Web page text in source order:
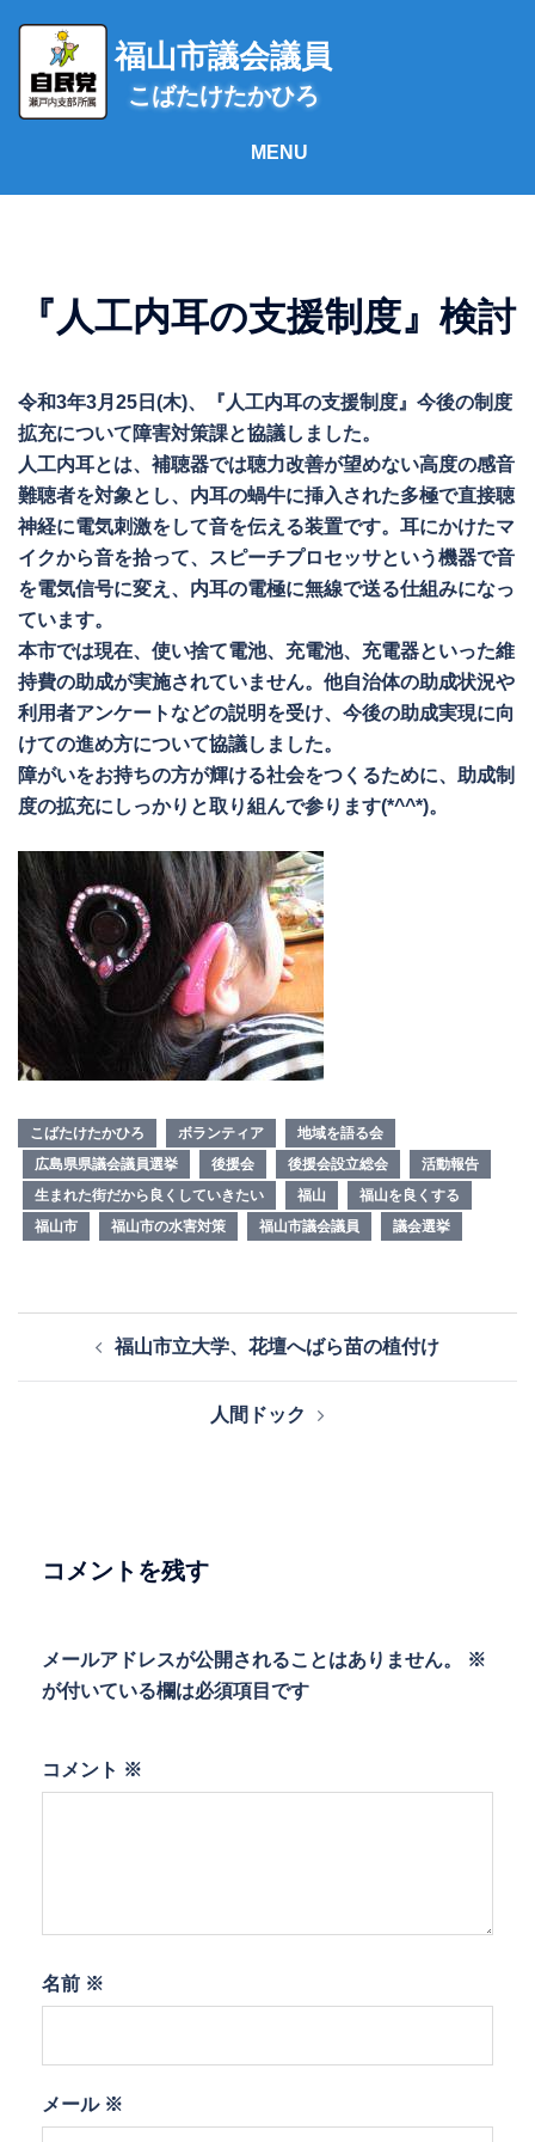
ス
福山市議会議員
こばたけたかひろ
『人工内耳の支援制度』検討
令和3年3月25日(木)、『人工内耳の支援制度』今後の制度
拡充について障害対策課と協議しました。
人工内耳とは、補聴器では聴力改善が望めない高度の感音
難聴者を対象とし、内耳の蝸牛に挿入された多極で直接聴
神経に電気刺激をして音を伝える装置です。耳にかけたマ
イクから音を拾って、スピーチプロセッサという機器で音
を電気信号に変え、内耳の電極に無線で送る仕組みになっ
ています。
本市では現在、使い捨て電池、充電池、充電器といった維
持費の助成が実施されていません。他自治体の助成状況や
利用者アンケートなどの説明を受け、今後の助成実現に向
けての進め方について協議しました。
障がいをお持ちの方が輝ける社会をつくるために、助成制
度の拡充にしっかりと取り組んで参ります(*^^*)。
こばたけたかひろ ボランティア
地域を語る会
広島県県議会議員選挙
後援会 後援会設立総会
活動報告
生まれた街だから良くしていきたい
福山
福山を良くする
福山市
福山市の水害対策 福山市議会議員 議会選挙
ョ
福山市立大学、花壇へばら苗の植付け
人間ドック
コメントを残す
メールアドレスが公開されることはありません。
※
が付いている欄は必須項目です
コメント ※
名前 ※
メール ※